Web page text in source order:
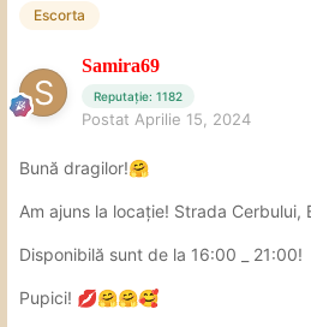
Escorta
Samira69
Reputație: 1182
Postat Aprilie 15, 2024
Bună dragilor!🤗
Am ajuns la locație! Strada Cerbului,
Disponibilă sunt de la 16:00 _ 21:00!
Pupici! 💋🤗🤗🥰